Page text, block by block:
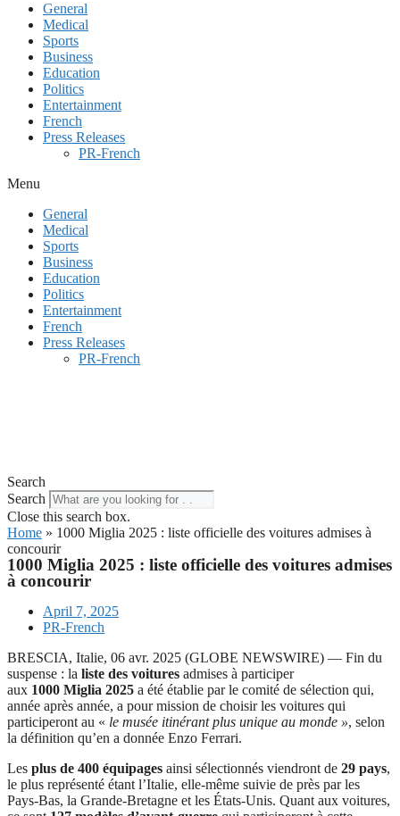
General
Medical
Sports
Business
Education
Politics
Entertainment
French
Press Releases
PR-French
Menu
General
Medical
Sports
Business
Education
Politics
Entertainment
French
Press Releases
PR-French
Search
Search
Close this search box.
Home » 1000 Miglia 2025 : liste officielle des voitures admises à
concourir
1000 Miglia 2025 : liste officielle des voitures admises
à concourir
April 7, 2025
PR-French
BRESCIA, Italie, 06 avr. 2025 (GLOBE NEWSWIRE) — Fin du
suspense : la liste des voitures admises à participer
aux 1000 Miglia 2025 a été établie par le comité de sélection qui,
année après année, a pour mission de choisir les voitures qui
participeront au « le musée itinérant plus unique au monde », selon
la définition qu’en a donnée Enzo Ferrari.
Les plus de 400 équipages ainsi sélectionnés viendront de 29 pays,
le plus représenté étant l’Italie, elle-même suivie de près par les
Pays-Bas, la Grande-Bretagne et les États-Unis. Quant aux voitures,